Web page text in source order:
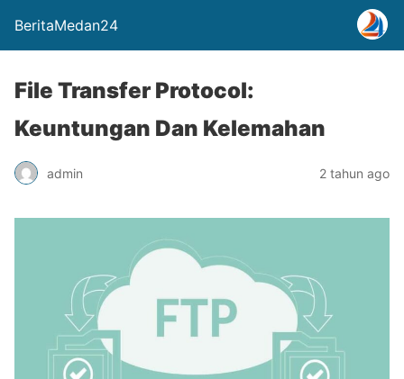
BeritaMedan24
File Transfer Protocol:
Keuntungan Dan Kelemahan
admin 2 tahun ago